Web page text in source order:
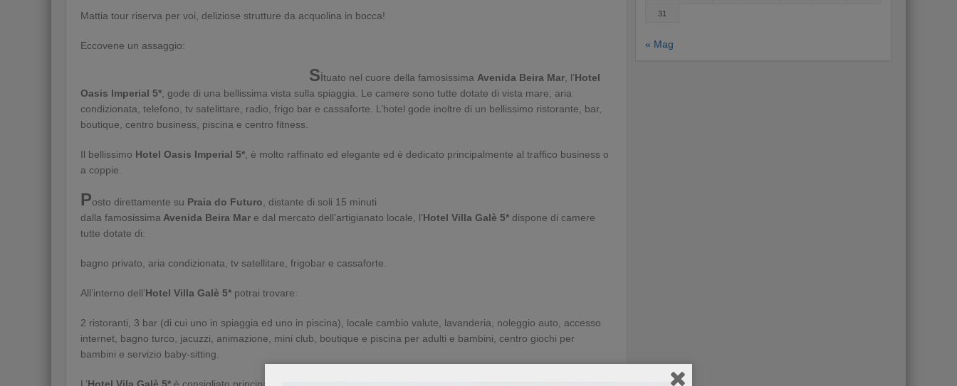
Mattia tour riserva per voi, deliziose strutture da acquolina in bocca!
Eccovene un assaggio:
Situato nel cuore della famosissima Avenida Beira Mar , l’Hotel
Oasis Imperial 5* , gode di una bellissima vista sulla spiaggia. Le camere sono tutte dotate di vista mare, aria
condizionata, telefono, tv satelittare, radio, frigo bar e cassaforte. L’hotel gode inoltre di un bellissimo ristorante, bar,
boutique, centro business, piscina e centro fitness.
Il bellissimo Hotel Oasis Imperial 5* , è molto raffinato ed elegante ed è dedicato principalmente al traffico business o
a coppie.
Posto direttamente su Praia do Futuro , distante di soli 15 minuti
dalla famosissima Avenida Beira Mar e dal mercato dell’artigianato locale, l’Hotel Villa Galè 5* dispone di camere
tutte dotate di:
bagno privato, aria condizionata, tv satellitare, frigobar e cassaforte.
All’interno dell’Hotel Villa Galè 5* potrai trovare:
2 ristoranti, 3 bar (di cui uno in spiaggia ed uno in piscina), locale cambio valute, lavanderia, noleggio auto, accesso
internet, bagno turco, jacuzzi, animazione, mini club, boutique e piscina per adulti e bambini, centro giochi per
bambini e servizio baby-sitting.
31
« Mag